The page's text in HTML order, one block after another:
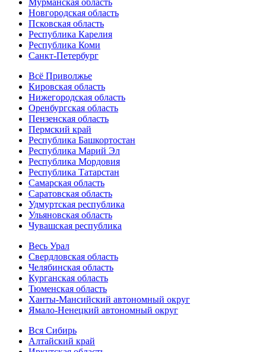
Мурманская область
Новгородская область
Псковская область
Республика Карелия
Республика Коми
Санкт-Петербург
Всё Приволжье
Кировская область
Нижегородская область
Оренбургская область
Пензенская область
Пермский край
Республика Башкортостан
Республика Марий Эл
Республика Мордовия
Республика Татарстан
Самарская область
Саратовская область
Удмуртская республика
Ульяновская область
Чувашская республика
Весь Урал
Свердловская область
Челябинская область
Курганская область
Тюменская область
Ханты-Мансийский автономный округ
Ямало-Ненецкий автономный округ
Вся Сибирь
Алтайский край